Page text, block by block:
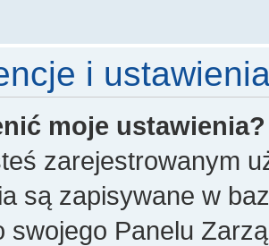
i
moje ustawienia?
zarejestrowanym
są zapisywane w
swojego Panelu